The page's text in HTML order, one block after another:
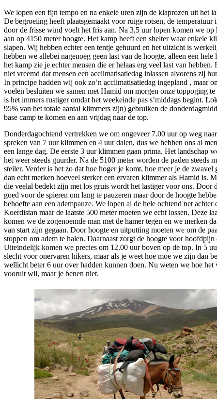
We lopen een fijn tempo en na enkele uren zijn de klaprozen uit het
De begroeiing heeft plaatsgemaakt voor ruige rotsen, de temperatuur
door de frisse wind voelt het fris aan. Na 3,5 uur lopen komen we op
aan op 4150 meter hoogte. Het kamp heeft een shelter waar enkele
slapen. Wij hebben echter een tentje gehuurd en het uitzicht is
hebben we allebei nagenoeg geen last van de hoogte, alleen een
het kamp zie je echter mensen die er helaas erg veel last van hebben.
niet vreemd dat mensen een acclimatisatiedag inlassen alvorens zij
In principe hadden wij ook zo’n acclimatisatiedag ingepland , maar
voelen besluiten we samen met Hamid om morgen onze toppoging
is het immers rustiger omdat het weekeinde pas s’middags begint.
95% van het totale aantal klimmers zijn) gebruiken de
base camp te komen en aan vrijdag naar de top.
Donderdagochtend vertrekken we om ongeveer 7.00 uur op weg
spreken van 7 uur klimmen en 4 uur dalen, dus we hebben ons al
een lange dag. De eerste 3 uur klimmen gaan prima. Het landschap
het weer steeds guurder. Na de 5100 meter worden de paden steeds
steiler. Verder is het zo dat hoe hoger je komt, hoe meer je de zwavel
dan echt merken hoeveel sterker een ervaren klimmer als Hamid is.
die veelal bedekt zijn met los gruis wordt het lastiger voor ons. Door
goed voor de spieren om lang te pauzeren maar door de hoogte
behoefte aan een adempauze. We lopen al de hele ochtend net achter
Koerdistan maar de laatste 500 meter moeten we echt lossen. Deze
komen we de zogenoemde man met de hamer tegen en we merken
van start zijn gegaan. Door hoogte en uitputting moeten we om de
stoppen om adem te halen. Daarnaast zorgt de hoogte voor
Uiteindelijk komen we precies om 12.00 uur boven op de top. In 5
slecht voor onervaren hikers, maar als je weet hoe moe we zijn dan
wellicht beter 6 uur over hadden kunnen doen. Nu weten we hoe
vooruit wil, maar je benen niet.